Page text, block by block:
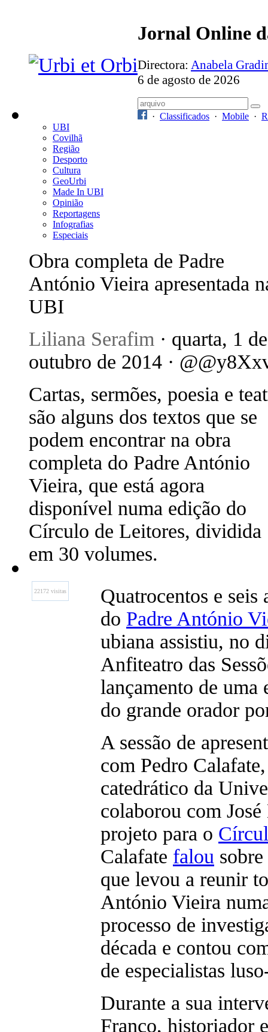
Jornal Online
Directora: Anabela
6 de agosto de 2026
· Classificados · Mobile ·
UBI
Covilhã
Região
Desporto
Cultura
GeoUrbi
Made In UBI
Opinião
Reportagens
Infografias
Especiais
Obra completa de Padre
António Vieira apresentada
UBI
Liliana Serafim · quarta, 1 de
outubro de 2014 ·
Cartas, sermões, poesia e
são alguns dos textos que se
podem encontrar na obra
completa do Padre António
Vieira, que está agora
disponível numa edição do
Círculo de Leitores, dividida
em 30 volumes.
22172 visitas
Quatrocentos e seis
do Padre António
ubiana assistiu, no
Anfiteatro das
lançamento de uma
do grande orador
A sessão de
com Pedro
catedrático da
colaborou com
projeto para o
Calafate falou
que levou a reunir
António Vieira
processo de
década e contou
de especialistas
Durante a sua
Franco, historiador